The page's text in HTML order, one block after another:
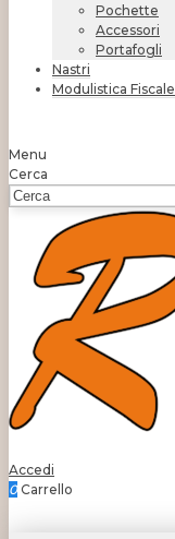
Pochette
Accessori
Portafogli
Nastri
Modulistica Fiscale
Menu
Cerca
Accedi
0 Carrello